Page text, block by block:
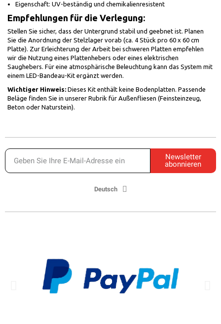
Eigenschaft: UV-beständig und chemikalienresistent
Empfehlungen für die Verlegung:
Stellen Sie sicher, dass der Untergrund stabil und geebnet ist. Planen
Sie die Anordnung der Stelzlager vorab (ca. 4 Stück pro 60 x 60 cm
Platte). Zur Erleichterung der Arbeit bei schweren Platten empfehlen
wir die Nutzung eines Plattenhebers oder eines elektrischen
Saughebers. Für eine atmosphärische Beleuchtung kann das System mit
einem LED-Bandeau-Kit ergänzt werden.
Wichtiger Hinweis: Dieses Kit enthält keine Bodenplatten. Passende
Beläge finden Sie in unserer Rubrik für Außenfliesen (Feinsteinzeug,
Beton oder Naturstein).
Newsletter
abonnieren
Deutsch